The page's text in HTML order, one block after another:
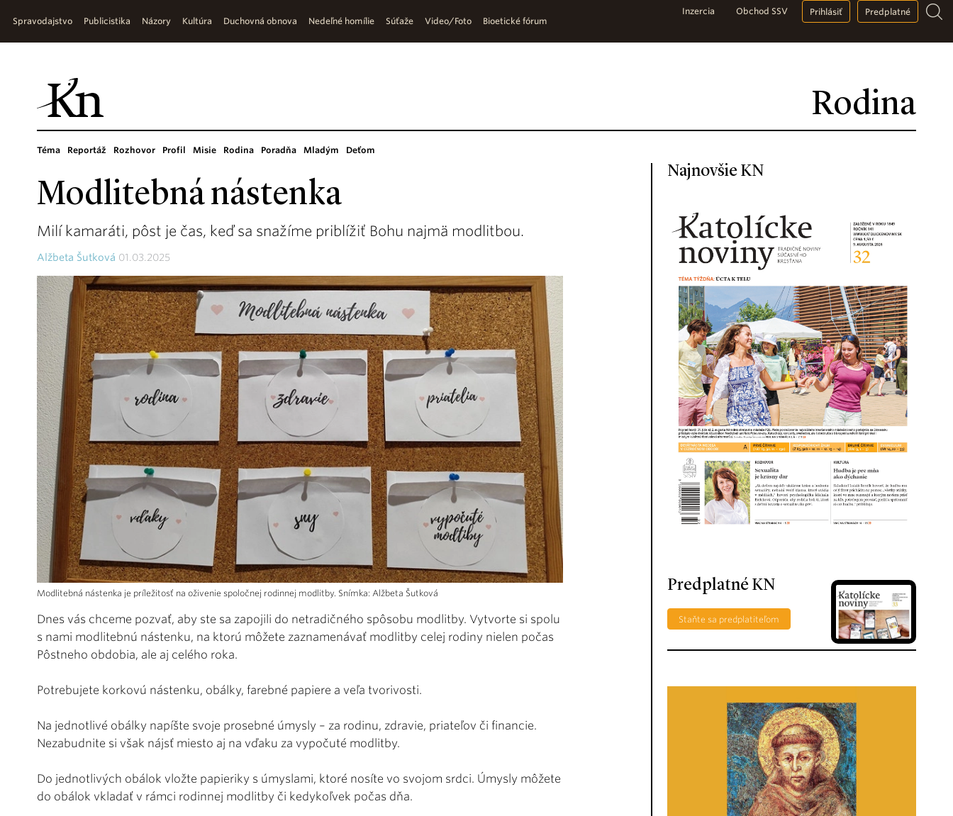
Rodina
Spravodajstvo Publicistika Názory Kultúra Duchovná obnova Nedeľné homílie Súťaže Video/Foto Bioetické fórum
Inzercia Obchod SSV Prihlásiť Predplatné
Téma Reportáž Rozhovor Profil Misie Rodina Poradňa Mladým Deťom
Modlitebná nástenka
Milí kamaráti, pôst je čas, keď sa snažíme priblížiť Bohu najmä modlitbou.
Alžbeta Šutková 01.03.2025
Modlitebná nástenka je príležitosť na oživenie spoločnej rodinnej modlitby. Snímka: Alžbeta Šutková
Dnes vás chceme pozvať, aby ste sa zapojili do netradičného spôsobu modlitby. Vytvorte si spolu
s nami modlitebnú nástenku, na ktorú môžete zaznamenávať modlitby celej rodiny nielen počas
Pôstneho obdobia, ale aj celého roka.
Potrebujete korkovú nástenku, obálky, farebné papiere a veľa tvorivosti.
Na jednotlivé obálky napíšte svoje prosebné úmysly – za rodinu, zdravie, priateľov či financie.
Nezabudnite si však nájsť miesto aj na vďaku za vypočuté modlitby.
Do jednotlivých obálok vložte papieriky s úmyslami, ktoré nosíte vo svojom srdci. Úmysly môžete
do obálok vkladať v rámci rodinnej modlitby či kedykoľvek počas dňa.
Najnovšie KN
Predplatné KN
Staňte sa predplatiteľom